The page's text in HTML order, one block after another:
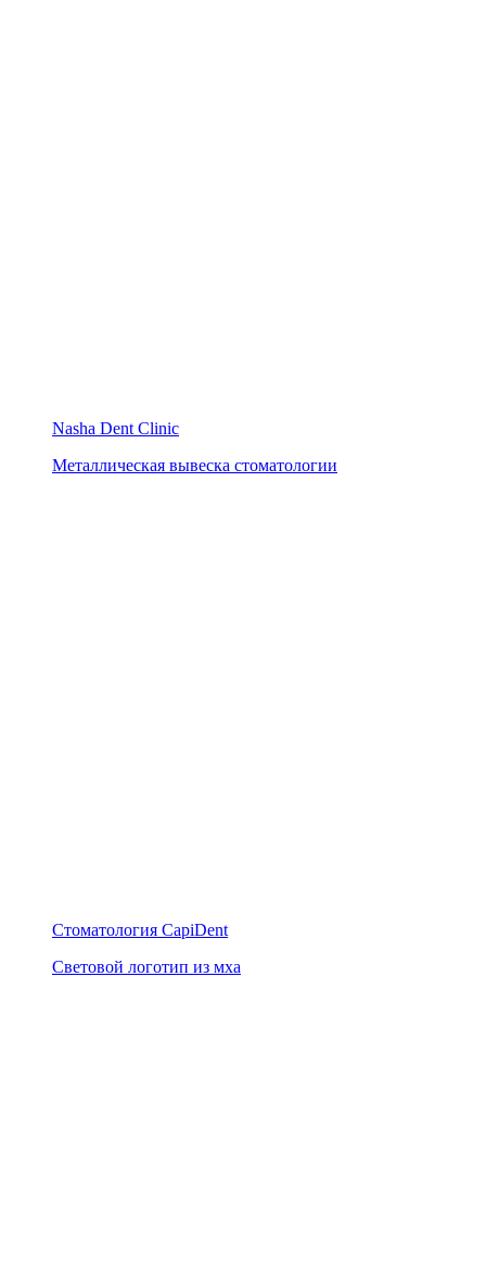
Nasha Dent Clinic
Металлическая вывеска стоматологии
Стоматология CapiDent
Световой логотип из мха